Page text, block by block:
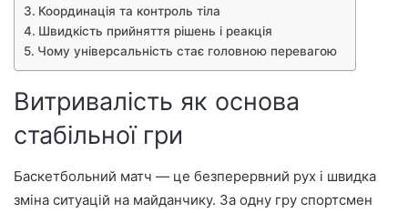
Координація та контроль тіла
Швидкість прийняття рішень і реакція
Чому універсальність стає головною перевагою
Витривалість як основа
стабільної гри
Баскетбольний матч — це безперервний рух і швидка
зміна ситуацій на майданчику. За одну гру спортсмен